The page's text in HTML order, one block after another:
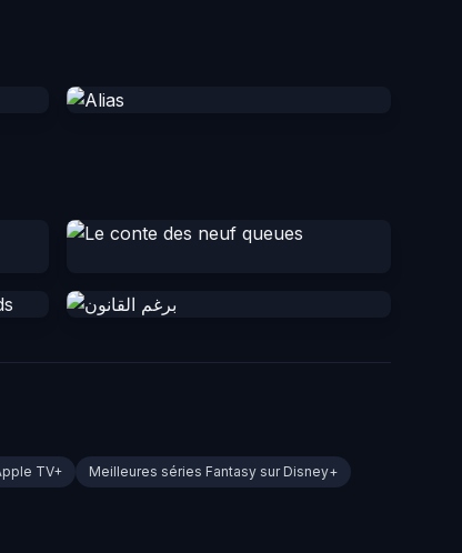
TV+
Meilleures séries Fantasy sur Disney+